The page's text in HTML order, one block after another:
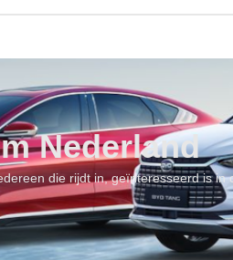
Nederland
die rijdt in, geïnteresseerd is